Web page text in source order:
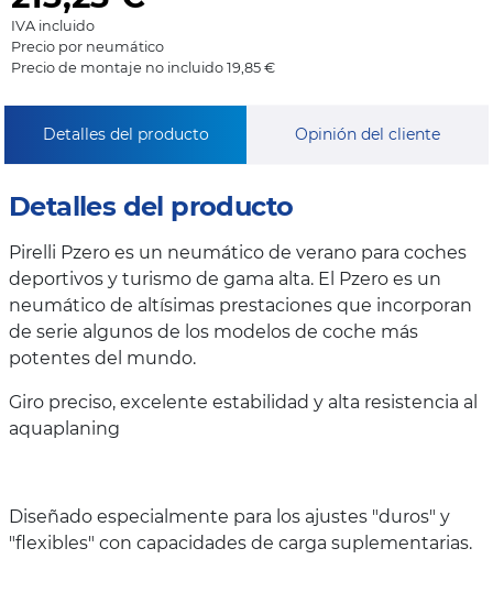
IVA incluido
Precio por neumático
Precio de montaje no incluido 19,85 €
Detalles del producto Opinión del cliente
Detalles del producto
Pirelli Pzero es un neumático de verano para coches
deportivos y turismo de gama alta. El Pzero es un
neumático de altísimas prestaciones que incorporan
de serie algunos de los modelos de coche más
potentes del mundo.
Giro preciso, excelente estabilidad y alta resistencia al
aquaplaning
Diseñado especialmente para los ajustes "duros" y
"flexibles" con capacidades de carga suplementarias.